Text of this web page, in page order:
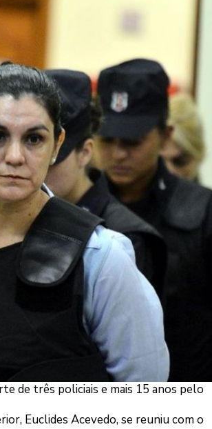
de três policiais e mais 15 anos pelo
Euclides Acevedo, se reuniu com o